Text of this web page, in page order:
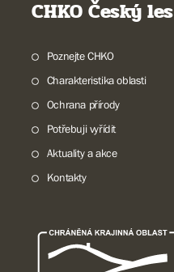
CHKO Český les
Poznejte CHKO
Charakteristika oblasti
Ochrana přírody
Potřebuji vyřídit
Aktuality a akce
Kontakty